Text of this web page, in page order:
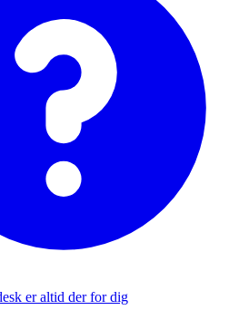
er altid der for dig